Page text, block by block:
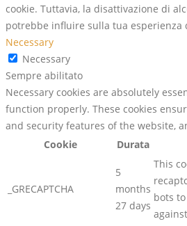
cookie. Tuttavia, la disattivazione di
potrebbe influire sulla tua esperienza
Necessary
Necessary
Sempre abilitato
Necessary cookies are absolutely
function properly. These cookies
and security features of the website,
Cookie
Durata
_GRECAPTCHA
5
months
27 days
This
bots